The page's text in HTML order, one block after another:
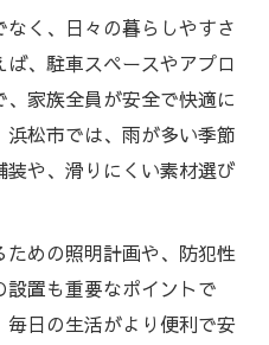
く、日々の暮らしやすさ
、駐車スペースやアプロ
家族全員が安全で快適に
松市では、雨が多い季節
や、滑りにくい素材選び
めの照明計画や、防犯性
置も重要なポイントで
日の生活がより便利で安